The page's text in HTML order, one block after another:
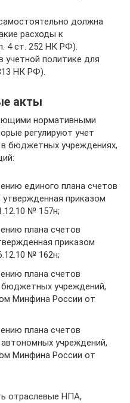
должна
расходы к
4 ст. 252 НК РФ).
учетной политике для
НК РФ).
акты
нормативными
регулируют учет
бюджетных учреждениях,
единого плана счетов
утвержденная приказом
№ 157н;
плана счетов
приказом
№ 162н;
плана счетов
бюджетных учреждений,
Минфина России от
плана счетов
автономных учреждений,
Минфина России от
отраслевые НПА,